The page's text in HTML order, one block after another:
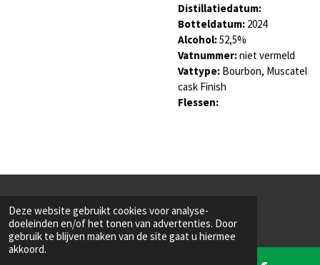
Deze website gebruikt cookies voor analyse-
doeleinden en/of het tonen van advertenties. Door
gebruik te blijven maken van de site gaat u hiermee
akkoord.
Distillatiedatum:
Botteldatum: 2024
Alcohol:52,5%
Vatnummer:niet vermeld
Vattype: Bourbon, Muscatel
cask Finish
Flessen:
Powered by JouwWeb